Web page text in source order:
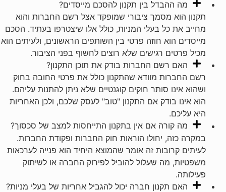
מה ההבדל בין תקנון להסכם מייסדים?
תקנון הוא מסמך ציבורי שמופקד אצל רשם החברות והוא
מחייב את כל בעלי המניות, כולל אלו שיצטרפו בעתיד. הסכם
מייסדים הוא חוזה פרטי בין השותפים הראשונים, ולעיתים הוא
מכיל פרטים רגישים שלא רוצים לחשוף בפני הציבור.
האם רשם החברות בודק את תוכן התקנון?
רשם החברות מוודא שהתקנון כולל את פרטי החובה בחוק
ושהוא אינו סותר חוקים קוגנטיים שלא ניתן להתנות עליהם.
הוא אינו בודק אם התקנון "טוב" לעסק שלכם, ולכן האחריות
היא עליכם.
מה קורה אם אין בתקנון התייחסות למצב של סכסוך?
במקרה כזה, יחולו הוראות חוק החברות ופקודת החברות.
לעיתים קרובות זה אומר שהמוצא היחיד הוא פנייה לערכאות
משפטיות, מה שעלול להוביל לפירוק החברה או לשיתוק
פעילותה.
האם תקנון חברה יכול להגביל אחריות של בעלי מניות?